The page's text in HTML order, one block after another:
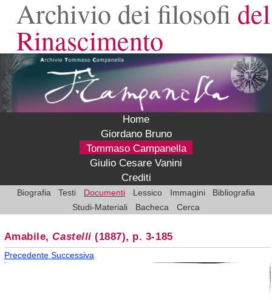
Archivio dei filosofi del
Rinascimento
Home
Giordano Bruno
Tommaso Campanella
Giulio Cesare Vanini
Crediti
Biografia Testi Documenti Lessico Immagini
Bibliografia
Studi-Materiali
Bacheca Cerca
Amabile,Castelli (1887), p. 3-185
Precedente Successiva